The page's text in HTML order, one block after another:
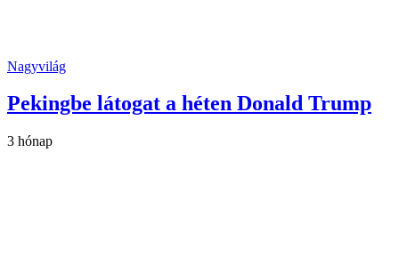
Nagyvilág
Pekingbe látogat a héten Donald Trump
3 hónap